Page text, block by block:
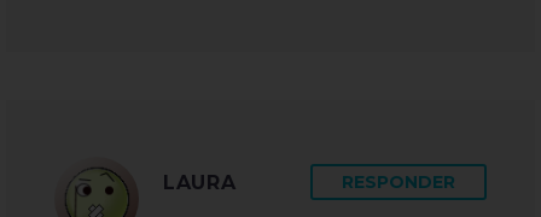
LAURA RESPONDER